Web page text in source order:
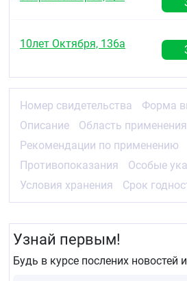
10лет Октября, 136а
Номер свидетельства Форма
Описание
Область применения
Рекомендации по применению
Противопоказания
Особые
Условия хранения
Срок
Узнай первым!
Будь в курсе послених новостей